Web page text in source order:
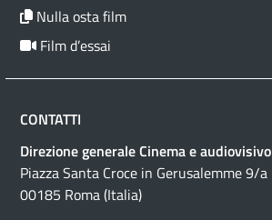
Nulla osta film
Film d’essai
CONTATTI
Direzione generale Cinema e audiovisivo
Piazza Santa Croce in Gerusalemme 9/a
00185 Roma (Italia)